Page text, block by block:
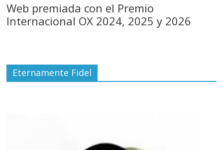
Web premiada con el Premio
Internacional OX 2024, 2025 y 2026
Eternamente Fidel